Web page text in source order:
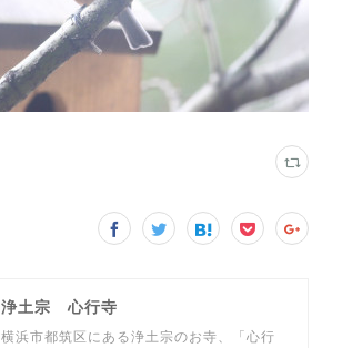
浄土宗 心行寺
横浜市都筑区にある浄土宗のお寺、「心行